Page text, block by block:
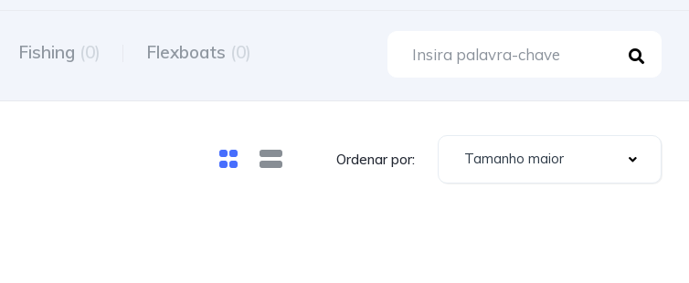
Fishing (0) Flexboats (0)
Ordenar por: Tamanho maior